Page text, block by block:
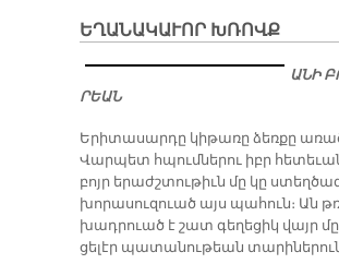
ԵՂԱՆԱԿԱՒՈՐ ԽՌՈՎՔ
Ա­ՆԻ
ՐԵԱՆ
Ե­րի­տա­սար­դը կի­թա­ռը ձեռ­քը ա­ռած
Վար­պետ հպում­նե­րու իբր
բոյր ե­րաժշ­տու­թիւն մը կը
խո­րա­սու­զուած այս պա­հուն։ Ան
խադրուած է շատ գե­ղե­ցիկ վայր
ցե­լէր պա­տա­նու­թեան